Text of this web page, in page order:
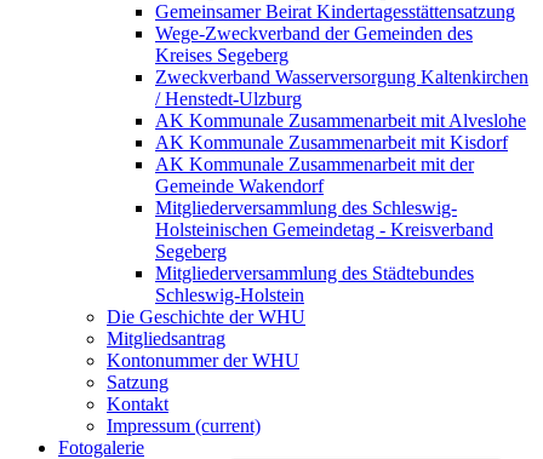
Gemeinsamer Beirat Kindertagesstättensatzung
Wege-Zweckverband der Gemeinden des
Kreises Segeberg
Zweckverband Wasserversorgung Kaltenkirchen
/ Henstedt-Ulzburg
AK Kommunale Zusammenarbeit mit Alveslohe
AK Kommunale Zusammenarbeit mit Kisdorf
AK Kommunale Zusammenarbeit mit der
Gemeinde Wakendorf
Mitgliederversammlung des Schleswig-
Holsteinischen Gemeindetag - Kreisverband
Segeberg
Mitgliederversammlung des Städtebundes
Schleswig-Holstein
Die Geschichte der WHU
Mitgliedsantrag
Kontonummer der WHU
Satzung
Kontakt
Impressum (current)
Fotogalerie